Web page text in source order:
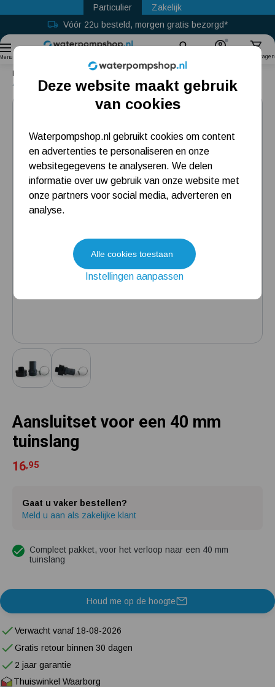
Particulier
Zakelijk
Vóór 22u besteld, morgen gratis bezorgd*
Gratis retour binnen 30 dagen
Winkelwagen
Populaire categorieën
Hydrofoorpomp
Dompelpomp
Pompput
Meest gelezen blogs
Tuin besproeien? Lees hier welke tuinpomp u nodig heeft
Installatie van een beregenings- / hydrofoorpomp
Aansluitset voor een 40 mm tuinslang
Aansluitset voor een 40 mm
tuinslang
16,95
Gaat u vaker bestellen?
Meld u aan als zakelijke klant
Compleet pakket, voor het verloop naar een 40 mm
tuinslang
Houd me op de hoogte
Verwacht vanaf 18-08-2026
Gratis retour binnen 30 dagen
2 jaar garantie
Thuiswinkel Waarborg
Deze website maakt gebruik
van cookies
Waterpompshop.nl gebruikt cookies om content
en advertenties te personaliseren en onze
websitegegevens te analyseren. We delen
informatie over uw gebruik van onze website met
onze partners voor social media, adverteren en
analyse.
Alle cookies toestaan
Instellingen aanpassen